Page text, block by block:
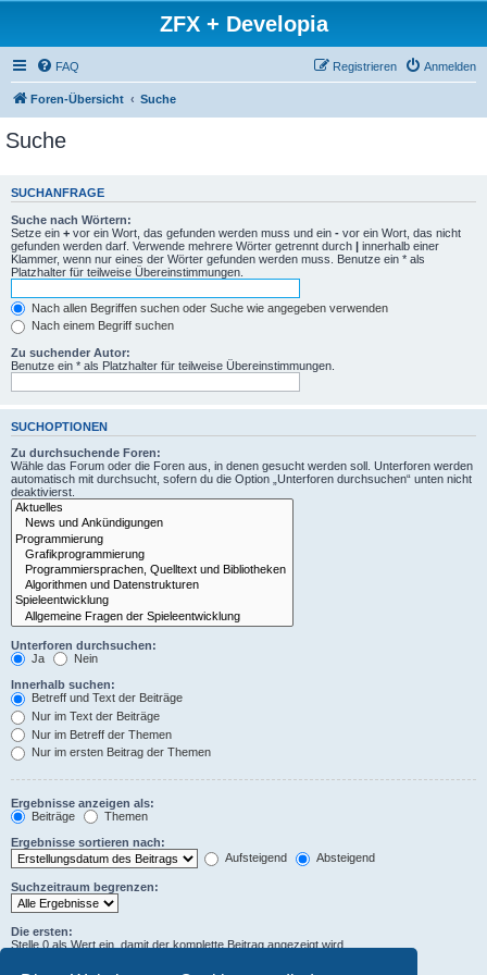
ZFX + Developia
FAQ Anmelden
Registrieren
Foren-Übersicht Suche
Suche
SUCHANFRAGE
Suche nach Wörtern:
Setze ein + vor ein Wort, das gefunden werden muss und ein - vor ein Wort, das nicht
gefunden werden darf. Verwende mehrere Wörter getrennt durch | innerhalb einer
Klammer, wenn nur eines der Wörter gefunden werden muss. Benutze ein * als
Platzhalter für teilweise Übereinstimmungen.
Nach allen Begriffen suchen oder Suche wie angegeben verwenden
Nach einem Begriff suchen
Zu suchender Autor:
Benutze ein * als Platzhalter für teilweise Übereinstimmungen.
SUCHOPTIONEN
Zu durchsuchende Foren:
Wähle das Forum oder die Foren aus, in denen gesucht werden soll. Unterforen werden
automatisch mit durchsucht, sofern du die Option „Unterforen durchsuchen“ unten nicht
deaktivierst.
Unterforen durchsuchen:
Ja
Nein
Innerhalb suchen:
Betreff und Text der Beiträge
Nur im Text der Beiträge
Nur im Betreff der Themen
Nur im ersten Beitrag der Themen
Ergebnisse anzeigen als:
Beiträge
Themen
Ergebnisse sortieren nach:
Aufsteigend
Absteigend
Suchzeitraum begrenzen:
Die ersten:
Stelle 0 als Wert ein, damit der komplette Beitrag angezeigt wird.